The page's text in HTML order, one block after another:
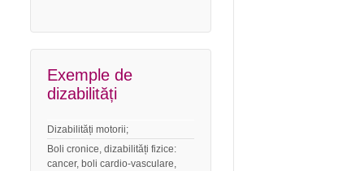
Exemple de
dizabilități
Dizabilități motorii;
Boli cronice, dizabilități fizice:
cancer, boli cardio-vasculare,